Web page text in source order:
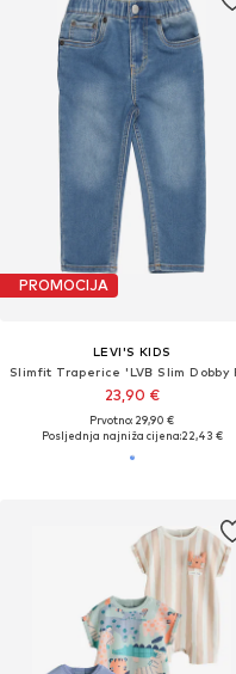
PROMOCIJA
LEVI'S KIDS
23,90 €
Prvotno: 29,90 €
Posljednja najniža cijena:22,43 €